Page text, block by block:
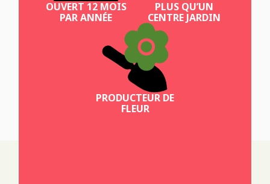
OUVERT 12 MOIS
PAR ANNÉE
PLUS QU’UN
CENTRE JARDIN
PRODUCTEUR DE
FLEUR